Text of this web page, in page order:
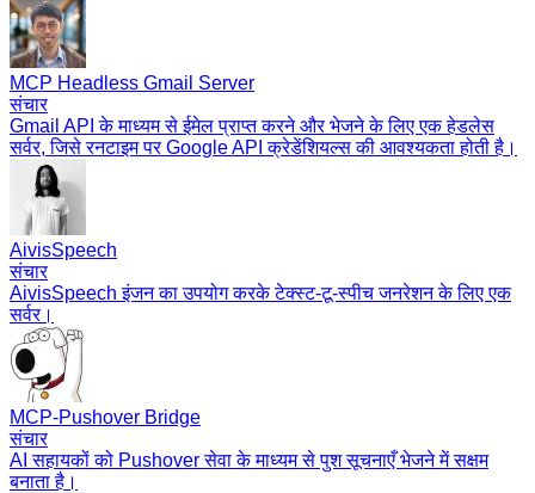
MCP Headless Gmail Server
संचार
Gmail API के माध्यम से ईमेल प्राप्त करने और भेजने के लिए एक हेडलेस
सर्वर, जिसे रनटाइम पर Google API क्रेडेंशियल्स की आवश्यकता होती है।
AivisSpeech
संचार
AivisSpeech इंजन का उपयोग करके टेक्स्ट-टू-स्पीच जनरेशन के लिए एक
सर्वर।
MCP-Pushover Bridge
संचार
AI सहायकों को Pushover सेवा के माध्यम से पुश सूचनाएँ भेजने में सक्षम
बनाता है।